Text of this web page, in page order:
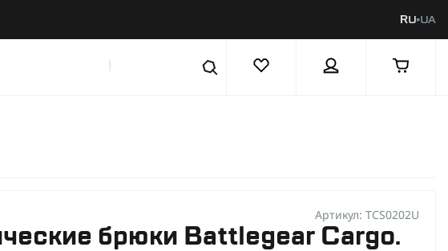
RU UA
Артикул: TCS0202U
брюки Battlegear Cargo.